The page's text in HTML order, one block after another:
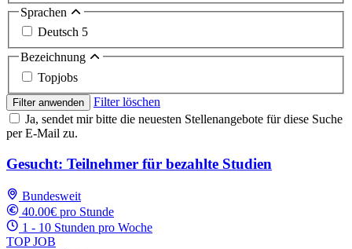
Sprachen
Deutsch 5
Bezeichnung
Topjobs
Filter anwenden
Filter löschen
Ja, sendet mir bitte die neuesten Stellenangebote für diese Suche
per E-Mail zu.
Gesucht: Teilnehmer für bezahlte Studien
Bundesweit
40.00€ pro Stunde
1 - 10 Stunden pro Woche
TOP JOB